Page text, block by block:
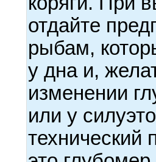
отдайте
рыбам,
у дна и,
изменении
или у
технический